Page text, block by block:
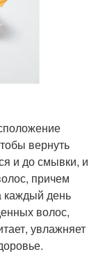
вернуть
и до смывки, и
причем
каждый день
волос,
увлажняет